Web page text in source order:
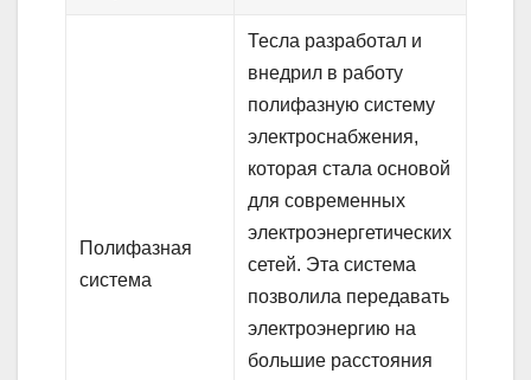
Полифазная
система
Тесла разработал и
внедрил в работу
полифазную систему
электроснабжения,
которая стала основой
для современных
электроэнергетических
сетей. Эта система
позволила передавать
электроэнергию на
большие расстояния